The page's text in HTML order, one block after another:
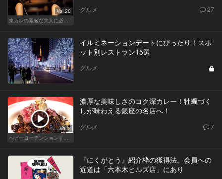
Vol.20
グルメ 27
イルミネーションデートにぴったり！スポ
ット別レストラン15選
グルメ
Vol.2
濃厚な美味しさのコク深カレー！牡蠣づく
しが味わえる銀座の名店へ！
グルメ 7
『にくがとう』紹介枠の獲得法。会員への
近道は「六本木ヒルズ店」にあり